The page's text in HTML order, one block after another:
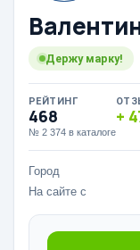
Держу марку!
РЕЙТИНГ
468
№ 2 374 в каталоге
Город
На сайте с